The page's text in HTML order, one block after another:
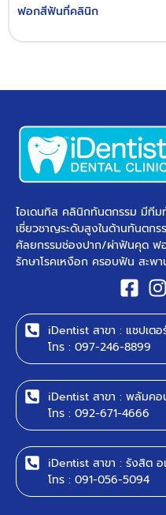
ฟอกสีฟันที่คลินิก
ไอเดนทิส คลินิกทันตกรรม มีที
เชี่ยวชาญระดับสูงในด้านทันตก
ศัลยกรรมช่องปาก/ผ่าฟันคุด ฟ
รักษาโรคเหงือก ครอบฟัน สะพ
iDentist สาขา : แชปเต
โทร : 097-246-8899
iDentist สาขา : พลัมค
โทร : 092-671-4666
iDentist สาขา : รังสิต อ
โทร : 091-056-5094